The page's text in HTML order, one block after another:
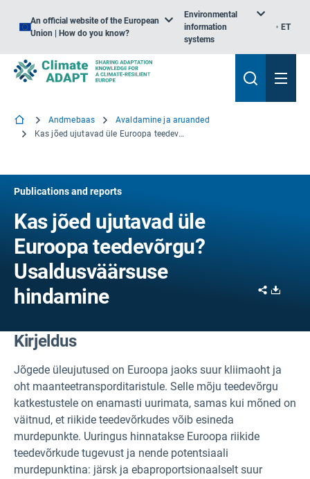
An official website of the European
Union | How do you know?
Environmental
information
systems
ET
Andmebaas
Avaldamine ja aruanded
Kas jõed ujutavad üle Euroopa teedevõrgu? Usaldusväärsuse hindamine
Publications and reports
Kas jõed ujutavad üle
Euroopa teedevõrgu?
Usaldusväärsuse
hindamine
Share
Kirjeldus
Jõgede üleujutused on Euroopa jaoks suur kliimaoht ja
oht maanteetransporditaristule. Selle mõju teedevõrgu
katkestustele on enamasti uurimata, samas kui mõned on
väitnud, et riikide teedevõrkudes võib esineda
murdepunkte. Uuringus hinnatakse Euroopa riikide
teedevõrkude tugevust ja nende potentsiaali
murdepunktina: järsk ja ebaproportsionaalselt suur